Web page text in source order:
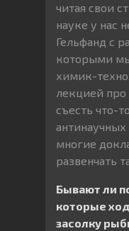
читая свои
науке у нас
Гельфанд с
которыми
химик-
лекцией
съесть что-
многие
развенчать
Бывают ли
которые
засолку